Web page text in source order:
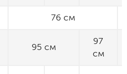
76 см
95 см
97
см